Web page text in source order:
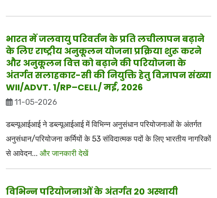
भारत में जलवायु परिवर्तन के प्रति लचीलापन बढ़ाने
के लिए राष्ट्रीय अनुकूलन योजना प्रक्रिया शुरू करने
और अनुकूलन वित्त को बढ़ाने की परियोजना के
अंतर्गत सलाहकार-सी की नियुक्ति हेतु विज्ञापन संख्या
WII/ADVT. 1/RP–CELL/ मई, 2026
11-05-2026
डब्ल्यूआईआई ने डब्ल्यूआईआई में विभिन्न अनुसंधान परियोजनाओं के अंतर्गत
अनुसंधान/परियोजना कर्मियों के 53 संविदात्मक पदों के लिए भारतीय नागरिकों
से आवेदन... और जानकारी देखें
विभिन्न परियोजनाओं के अंतर्गत 20 अस्थायी